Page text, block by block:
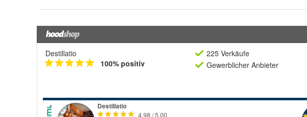
Destillatio
100% positiv
225 Verkäufe
Gewerblicher Anbieter